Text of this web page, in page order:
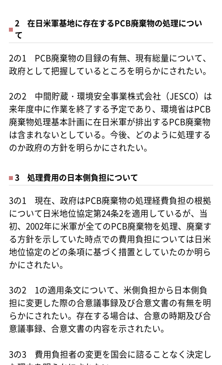
2 在日米軍基地に存在するPCB廃棄物の処理につい
て
2の1 PCB廃棄物の目録の有無、現有総量について、
政府として把握しているところを明らかにされたい。
2の2 中間貯蔵・環境安全事業株式会社（JESCO）は
来年度中に作業を終了する予定であり、環境省はPCB
廃棄物処理基本計画に在日米軍が排出するPCB廃棄物
は含まれないとしている。今後、どのように処理する
のか政府の方針を明らかにされたい。
3 処理費用の日本側負担について
3の1 現在、政府はPCB廃棄物の処理経費負担の根拠
について日米地位協定第24条2を適用しているが、当
初、2002年に米軍が全てのPCB廃棄物を処理、廃棄す
る方針を示していた時点での費用負担については日米
地位協定のどの条項に基づく措置としていたのか明ら
かにされたい。
3の2 1の適用条文について、米側負担から日本側負
担に変更した際の合意議事録及び合意文書の有無を明
らかにされたい。存在する場合は、合意の時期及び合
意議事録、合意文書の内容を示されたい。
3の3 費用負担者の変更を国会に諮ることなく決定し